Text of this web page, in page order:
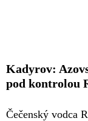
Kadyrov:
pod kontrolou
Čečenský vodca